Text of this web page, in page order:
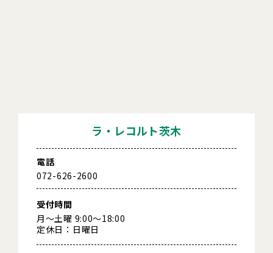
ラ・レコルト茨木
電話
072-626-2600
受付時間
月～土曜 9:00～18:00
定休日：日曜日